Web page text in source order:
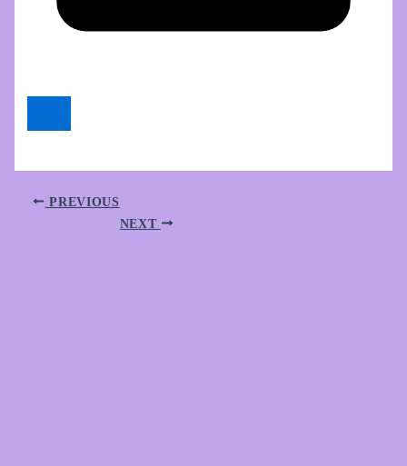
PREVIOUS
NEXT